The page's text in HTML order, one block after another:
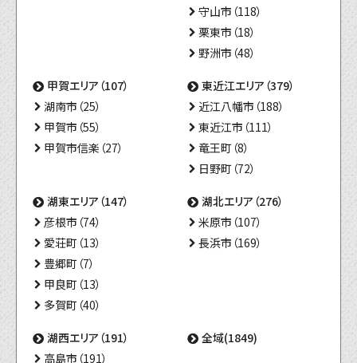
守山市（118）
栗東市（18）
野洲市（48）
甲賀エリア（107）
湖南市（25）
甲賀市（55）
甲賀市信楽（27）
東近江エリア（379）
近江八幡市（188）
東近江市（111）
竜王町（8）
日野町（72）
湖東エリア（147）
彦根市（74）
愛荘町（13）
豊郷町（7）
甲良町（13）
多賀町（40）
湖北エリア（276）
米原市（107）
長浜市（169）
湖西エリア（191）
高島市（191）
全域(1849)